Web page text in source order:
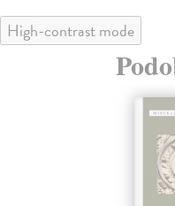
High-contrast mode